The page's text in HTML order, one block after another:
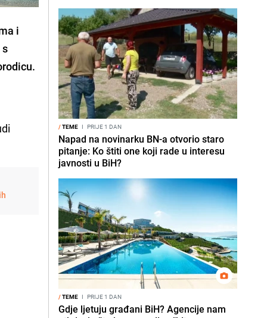
i
/TEME I PRIJE 1 DAN
Napad na novinarku BN-a otvorio staro
pitanje: Ko štiti one koji rade u interesu
javnosti u BiH?
/TEME I PRIJE 1 DAN
Gdje ljetuju građani BiH? Agencije nam